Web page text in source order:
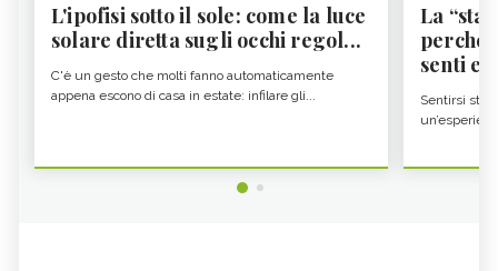
L'ipofisi sotto il sole: come la luce
solare diretta sugli occhi regol...
C'è un gesto che molti fanno automaticamente
appena escono di casa in estate: infilare gli...
La
perché
senti
Sentirsi